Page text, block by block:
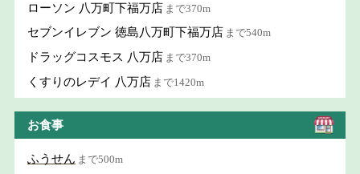
ローソン 八万町下福万店 まで370m
セブンイレブン 徳島八万町下福万店 まで540m
ドラッグコスモス 八万店 まで370m
くすりのレデイ 八万店 まで1420m
お食事
ふうせん まで500m